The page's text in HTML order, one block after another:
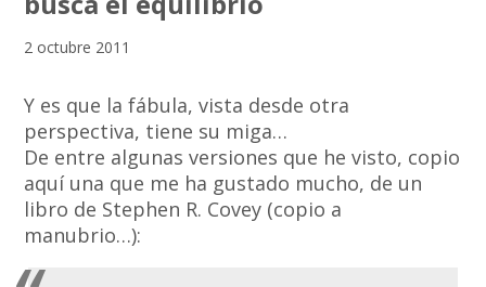
2 octubre 2011
Y es que la fábula, vista desde otra
perspectiva, tiene su miga…
De entre algunas versiones que he visto, copio
aquí una que me ha gustado mucho, de un
libro de Stephen R. Covey (copio a
manubrio…):